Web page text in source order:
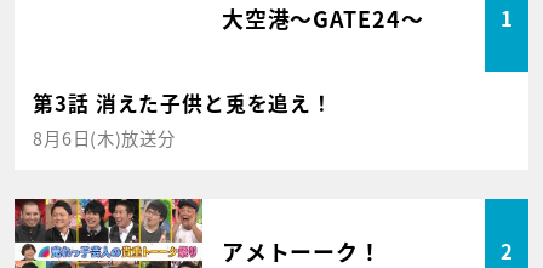
大空港～GATE24～ 1
第3話 消えた子供と兎を追え！
8月6日(木)放送分
アメトーーク！ 2